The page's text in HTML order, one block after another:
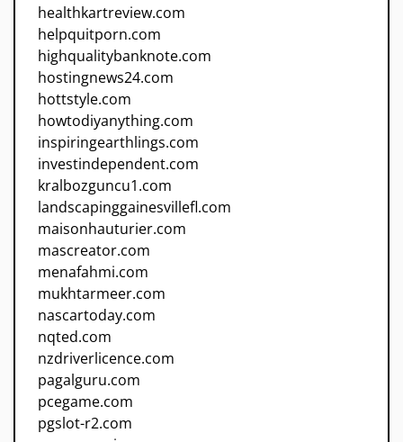
healthkartreview.com
helpquitporn.com
highqualitybanknote.com
hostingnews24.com
hottstyle.com
howtodiyanything.com
inspiringearthlings.com
investindependent.com
kralbozguncu1.com
landscapinggainesvillefl.com
maisonhauturier.com
mascreator.com
menafahmi.com
mukhtarmeer.com
nascartoday.com
nqted.com
nzdriverlicence.com
pagalguru.com
pcegame.com
pgslot-r2.com